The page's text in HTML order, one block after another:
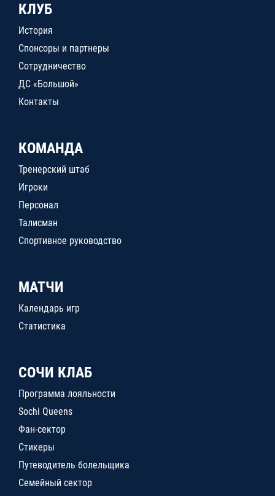
КЛУБ
История
Спонсоры и партнеры
Сотрудничество
ДС «Большой»
Контакты
КОМАНДА
Тренерский штаб
Игроки
Персонал
Талисман
Спортивное руководство
МАТЧИ
Календарь игр
Статистика
СОЧИ КЛАБ
Программа лояльности
Sochi Queens
Фан-сектор
Стикеры
Путеводитель болельщика
Семейный сектор